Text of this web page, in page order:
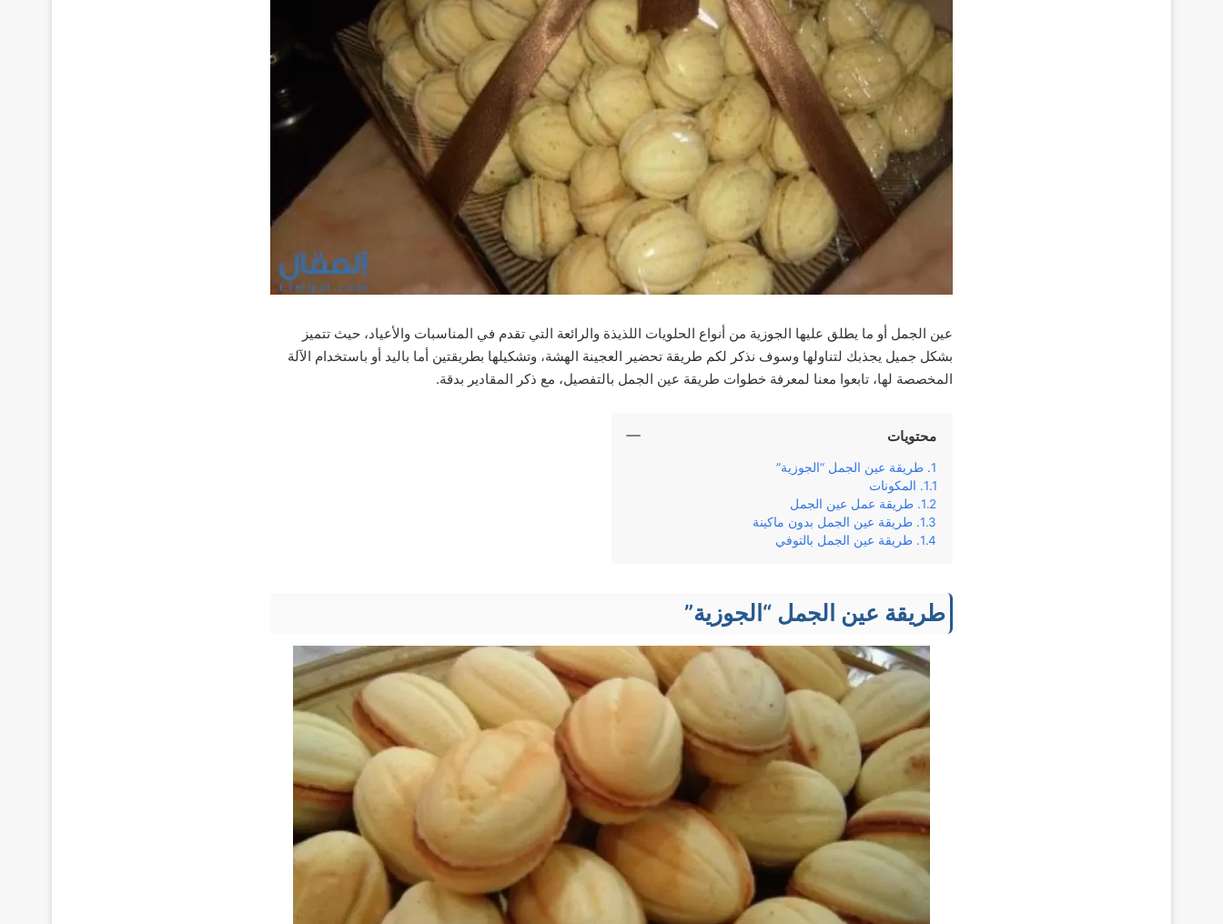
عين الجمل أو ما يطلق عليها الجوزية من أنواع الحلويات اللذيذة والرائعة التي تقدم في المناسبات والأعياد، حيث تتميز
بشكل جميل يجذبك لتناولها وسوف نذكر لكم طريقة تحضير العجينة الهشة، وتشكيلها بطريقتين أما باليد أو باستخدام الآلة
المخصصة لها، تابعوا معنا لمعرفة خطوات طريقة عين الجمل بالتفصيل، مع ذكر المقادير بدقة.
محتويات
طريقة عين الجمل “الجوزية”
المكونات
طريقة عمل عين الجمل
طريقة عين الجمل بدون ماكينة
طريقة عين الجمل بالتوفي
طريقة عين الجمل “الجوزية”